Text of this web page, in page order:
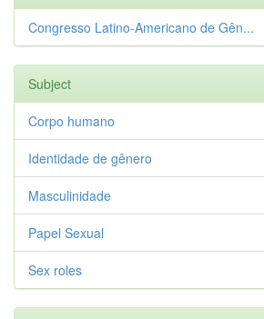
Congresso Latino-Americano de Gên...
Subject
Corpo humano
Identidade de gênero
Masculinidade
Papel Sexual
Sex roles